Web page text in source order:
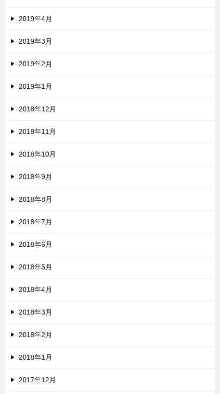
2019年4月
2019年3月
2019年2月
2019年1月
2018年12月
2018年11月
2018年10月
2018年9月
2018年8月
2018年7月
2018年6月
2018年5月
2018年4月
2018年3月
2018年2月
2018年1月
2017年12月